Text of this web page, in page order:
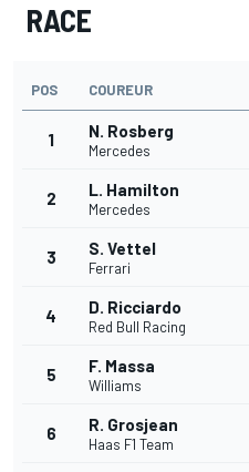
RACE
POS COUREUR
1 N. Rosberg
Mercedes
2 L. Hamilton
Mercedes
3 S. Vettel
Ferrari
4 D. Ricciardo
Red Bull Racing
5 F. Massa
Williams
6 R. Grosjean
Haas F1 Team